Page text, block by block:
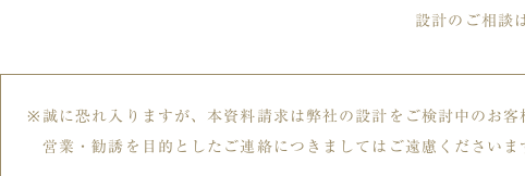
設計のご相談
誠に恐れ入りますが、本資料請求は弊社の設計をご検討中のお客
営業・勧誘を目的としたご連絡につきましてはご遠慮くださいま